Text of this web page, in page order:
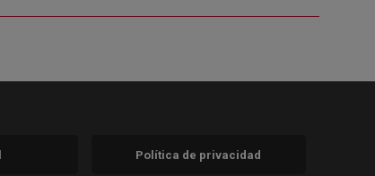
Política de privacidad